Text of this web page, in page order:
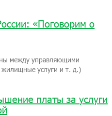
«Поговорим о
между управляющими
услуги и т. д.)
платы за услуги